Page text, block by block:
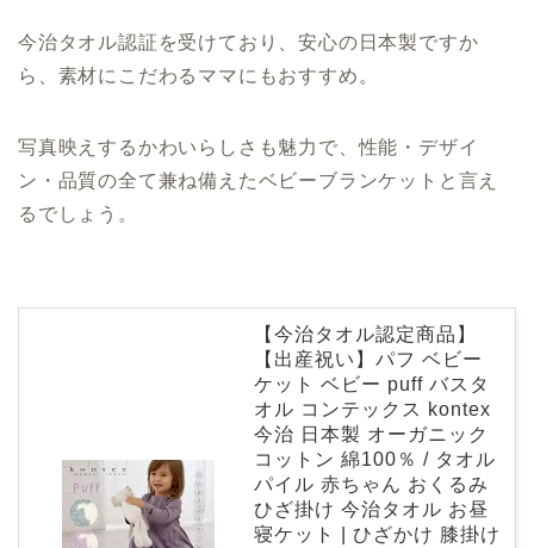
今治タオル認証を受けており、安心の日本製ですか
ら、素材にこだわるママにもおすすめ。
写真映えするかわいらしさも魅力で、性能・デザイ
ン・品質の全て兼ね備えたベビーブランケットと言え
るでしょう。
【今治タオル認定商品】
【出産祝い】パフ ベビー
ケット ベビー puff バスタ
オル コンテックス kontex
今治 日本製 オーガニック
コットン 綿100％ / タオル
パイル 赤ちゃん おくるみ
ひざ掛け 今治タオル お昼
寝ケット | ひざかけ 膝掛け